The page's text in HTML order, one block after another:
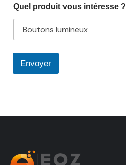
Quel produit vous intéresse ?
Envoyer